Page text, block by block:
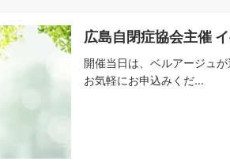
広島自閉症協会主催
開催当日は、ベルアージュ
お気軽にお申込みくだ...